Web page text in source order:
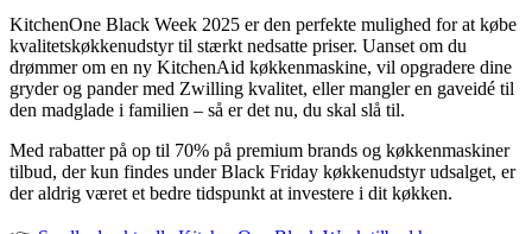
KitchenOne Black Week 2025 er den perfekte mulighed for at købe
kvalitetskøkkenudstyr til stærkt nedsatte priser. Uanset om du
drømmer om en ny KitchenAid køkkenmaskine, vil opgradere dine
gryder og pander med Zwilling kvalitet, eller mangler en gaveidé til
den madglade i familien – så er det nu, du skal slå til.
Med rabatter på op til 70% på premium brands og køkkenmaskiner
tilbud, der kun findes under Black Friday køkkenudstyr udsalget, er
der aldrig været et bedre tidspunkt at investere i dit køkken.